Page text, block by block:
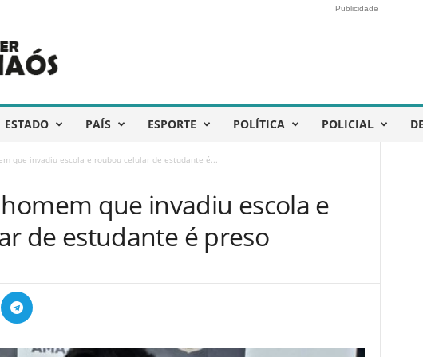
Publicidade
ESTADO PAÍS ESPORTE POLÍTICA POLICIAL
que invadiu escola e roubou celular de estudante é...
que invadiu escola e
de estudante é preso